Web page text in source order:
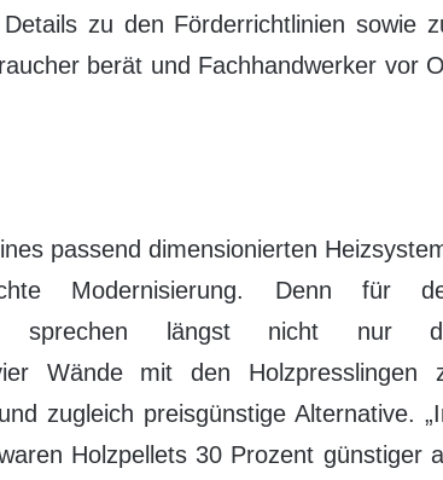
zu den Förderrichtlinien sowie
berät und Fachhandwerker vor
passend dimensionierten
Modernisierung. Denn für
sprechen längst nicht nur
Wände mit den Holzpresslingen
zugleich preisgünstige Alternative.
Holzpellets 30 Prozent günstiger